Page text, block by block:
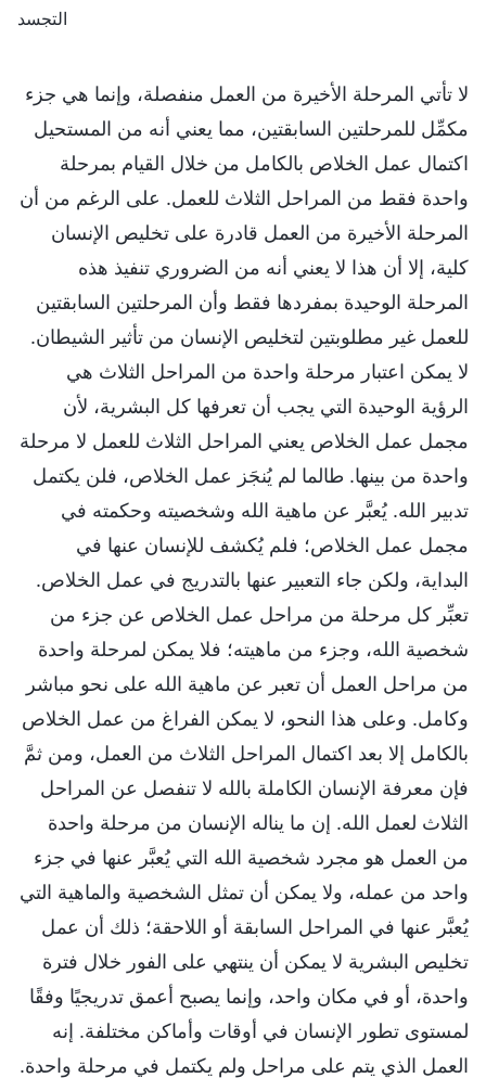
التجسد‎
لا تأتي المرحلة الأخيرة من العمل منفصلة، وإنما هي جزء
مكمِّل للمرحلتين السابقتين، مما يعني أنه من المستحيل
اكتمال عمل الخلاص بالكامل من خلال القيام بمرحلة
واحدة فقط من المراحل الثلاث للعمل. على الرغم من أن
المرحلة الأخيرة من العمل قادرة على تخليص الإنسان
كلية، إلا أن هذا لا يعني أنه من الضروري تنفيذ هذه
المرحلة الوحيدة بمفردها فقط وأن المرحلتين السابقتين
للعمل غير مطلوبتين لتخليص الإنسان من تأثير الشيطان.
لا يمكن اعتبار مرحلة واحدة من المراحل الثلاث هي
الرؤية الوحيدة التي يجب أن تعرفها كل البشرية، لأن
مجمل عمل الخلاص يعني المراحل الثلاث للعمل لا مرحلة
واحدة من بينها. طالما لم يُنجَز عمل الخلاص، فلن يكتمل
تدبير الله. يُعبَّر عن ماهية الله وشخصيته وحكمته في
مجمل عمل الخلاص؛ فلم يُكشف للإنسان عنها في
البداية، ولكن جاء التعبير عنها بالتدريج في عمل الخلاص.
تعبِّر كل مرحلة من مراحل عمل الخلاص عن جزء من
شخصية الله، وجزء من ماهيته؛ فلا يمكن لمرحلة واحدة
من مراحل العمل أن تعبر عن ماهية الله على نحو مباشر
وكامل. وعلى هذا النحو، لا يمكن الفراغ من عمل الخلاص
بالكامل إلا بعد اكتمال المراحل الثلاث من العمل، ومن ثمَّ
فإن معرفة الإنسان الكاملة بالله لا تنفصل عن المراحل
الثلاث لعمل الله. إن ما يناله الإنسان من مرحلة واحدة
من العمل هو مجرد شخصية الله التي يُعبَّر عنها في جزء
واحد من عمله، ولا يمكن أن تمثل الشخصية والماهية التي
يُعبَّر عنها في المراحل السابقة أو اللاحقة؛ ذلك أن عمل
تخليص البشرية لا يمكن أن ينتهي على الفور خلال فترة
واحدة، أو في مكان واحد، وإنما يصبح أعمق تدريجيًا وفقًا
لمستوى تطور الإنسان في أوقات وأماكن مختلفة. إنه
العمل الذي يتم على مراحل ولم يكتمل في مرحلة واحدة.